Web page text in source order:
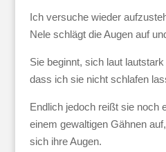
Ich versuche wieder
Nele schlägt die Augen auf
Sie beginnt, sich laut
dass ich sie nicht schlafen
Endlich jedoch reißt sie noch
einem gewaltigen Gähnen
sich ihre Augen.